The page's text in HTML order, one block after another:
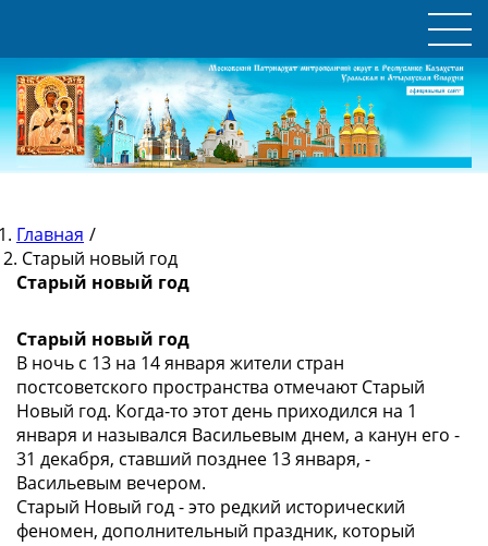
Главная /
Старый новый год
Старый новый год
Старый новый год
В ночь с 13 на 14 января жители стран
постсоветского пространства отмечают Старый
Новый год. Когда-то этот день приходился на 1
января и назывался Васильевым днем, а канун его -
31 декабря, ставший позднее 13 января, -
Васильевым вечером.
Старый Новый год - это редкий исторический
феномен, дополнительный праздник, который